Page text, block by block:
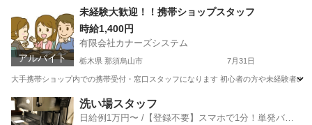
携帯ショップ スタッフ
アルバイト
未経験大歓迎！！携帯ショップスタッフ
時給1,400円
有限会社カナーズシステム
栃木県 那須烏山市 7月31日
大手携帯ショップ内での携帯受付・窓口スタッフになります 初心者の方や未経験者
栃木 那須烏山市 携帯ショップ
洗い場スタッフ
日給例1万円〜 /【登録不要】スマホで1分！単発バイ